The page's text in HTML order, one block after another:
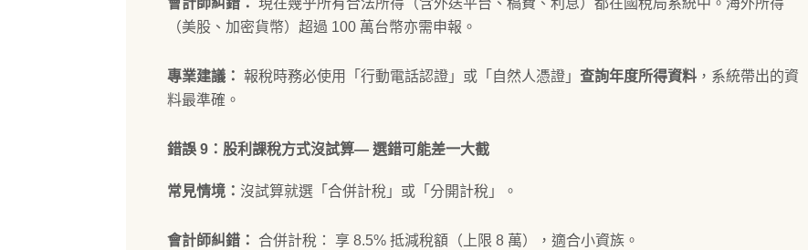
會計師糾錯： 現在幾乎所有合法所得（含外送平台、稿費、利息）都在國稅局系統中。海外所得
（美股、加密貨幣）超過 100 萬台幣亦需申報。
專業建議： 報稅時務必使用「行動電話認證」或「自然人憑證」查詢年度所得資料 ，系統帶出的資
料最準確。
錯誤 9：股利課稅方式沒試算— 選錯可能差一大截
常見情境：沒試算就選「合併計稅」或「分開計稅」。
會計師糾錯： 合併計稅： 享 8.5% 抵減稅額（上限 8 萬），適合小資族。